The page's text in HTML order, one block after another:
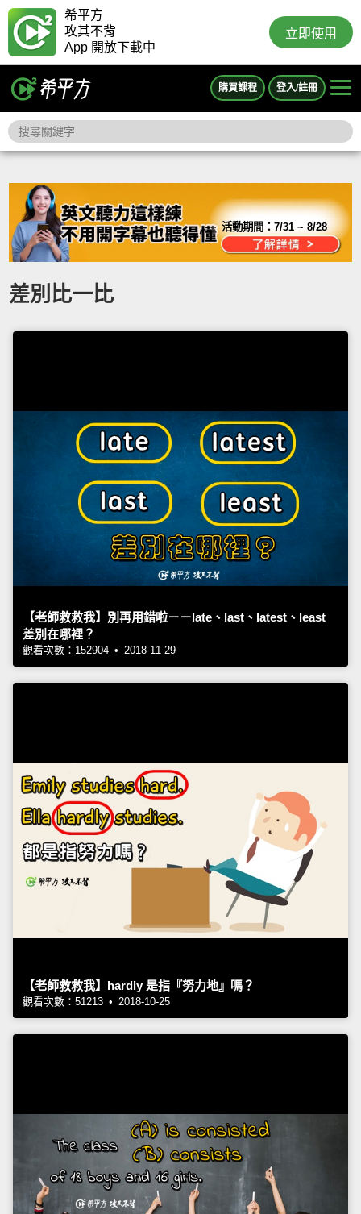
希平方
攻其不背
App 開放下載中
立即使用
購買課程 登入/註冊
活動期間：7/31 ~ 8/28
差別比一比
【老師救救我】別再用錯啦－－late、last、latest、least
差別在哪裡？
觀看次數：152904 • 2018-11-29
【老師救救我】hardly 是指『努力地』嗎？
觀看次數：51213 • 2018-10-25